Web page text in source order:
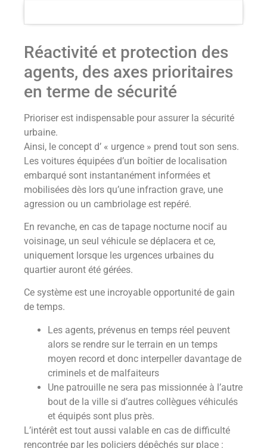
Réactivité et protection des
agents, des axes prioritaires
en terme de sécurité
Prioriser est indispensable pour assurer la sécurité
urbaine.
Ainsi, le concept d’ « urgence » prend tout son sens.
Les voitures équipées d’un boîtier de localisation
embarqué sont instantanément informées et
mobilisées dès lors qu’une infraction grave, une
agression ou un cambriolage est repéré.
En revanche, en cas de tapage nocturne nocif au
voisinage, un seul véhicule se déplacera et ce,
uniquement lorsque les urgences urbaines du
quartier auront été gérées.
Ce système est une incroyable opportunité de gain
de temps.
Les agents, prévenus en temps réel peuvent
alors se rendre sur le terrain en un temps
moyen record et donc interpeller davantage de
criminels et de malfaiteurs
Une patrouille ne sera pas missionnée à l’autre
bout de la ville si d’autres collègues véhiculés
et équipés sont plus près.
L’intérêt est tout aussi valable en cas de difficulté
rencontrée par les policiers dépêchés sur place :